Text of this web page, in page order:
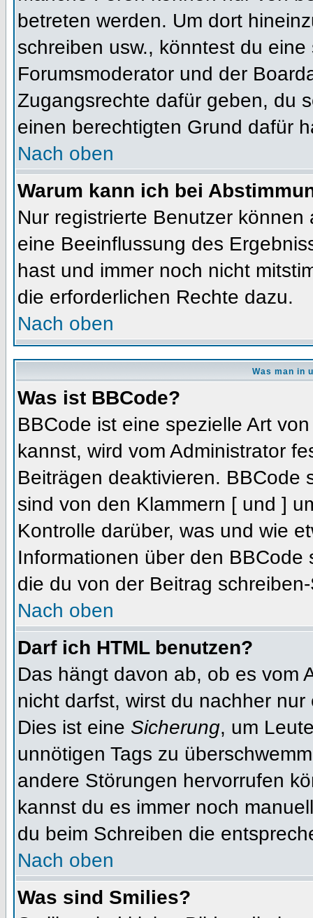
betreten werden. Um dort
schreiben usw., könntest du
Forumsmoderator und der
Zugangsrechte dafür geben, du
einen berechtigten Grund dafür
Nach oben
Warum kann ich bei
Nur registrierte Benutzer
eine Beeinflussung des
hast und immer noch nicht
die erforderlichen Rechte dazu.
Nach oben
Was man in
Was ist BBCode?
BBCode ist eine spezielle Art
kannst, wird vom Administrator
Beiträgen deaktivieren. BBCode
sind von den Klammern [ und ]
Kontrolle darüber, was und wie
Informationen über den
die du von der Beitrag
Nach oben
Darf ich HTML benutzen?
Das hängt davon ab, ob es vom
nicht darfst, wirst du nachher
Dies ist eine Sicherung, um
unnötigen Tags zu
andere Störungen hervorrufen
kannst du es immer noch
du beim Schreiben die
Nach oben
Was sind Smilies?